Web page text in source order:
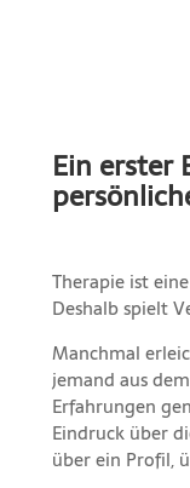
Ein erster
Therapie ist
Deshalb spielt
Manchmal
jemand aus
Erfahrungen
Eindruck über
über ein Profil,